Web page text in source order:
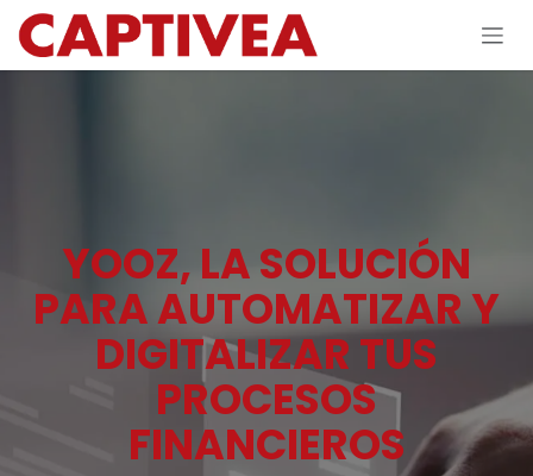
Ir al contenido
YOOZ, LA SOLUCIÓN
PARA AUTOMATIZAR Y
DIGITALIZAR TUS
PROCESOS
FINANCIEROS